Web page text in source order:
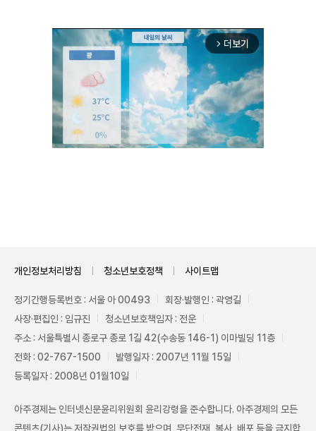
arrow_forward_ios 더보기
개인정보처리방침 청소년보호정책 사이트맵
정기간행등록번호 : 서울 아 00493
회장·발행인 : 곽영길
사장·편집인 : 임규진
청소년보호책임자 : 전운
주소 : 서울특별시 종로구 종로 1길 42(수송동 146-1) 이마빌딩 11층
전화 : 02-767-1500
발행일자 : 2007년 11월 15일
등록일자 : 2008년 01월10일
아주경제는 인터넷신문윤리위원회 윤리강령을 준수합니다. 아주경제의 모든
콘텐츠(기사)는 저작권법의 보호를 받으며, 무단전재, 복사, 배포 등을 금지합